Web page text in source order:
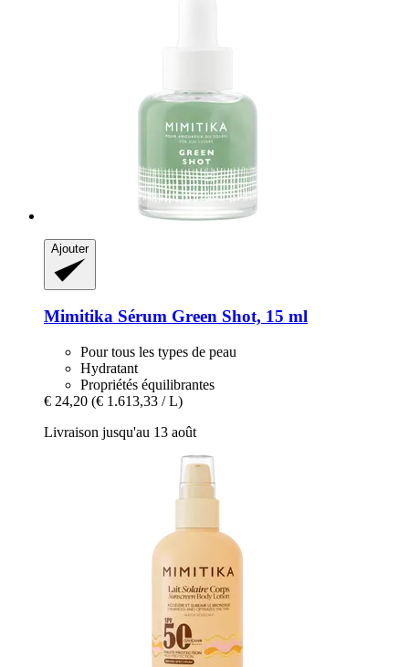
Ajouter
Mimitika Sérum Green Shot, 15 ml
Pour tous les types de peau
Hydratant
Propriétés équilibrantes
€ 24,20 (€ 1.613,33 / L)
Livraison jusqu'au 13 août